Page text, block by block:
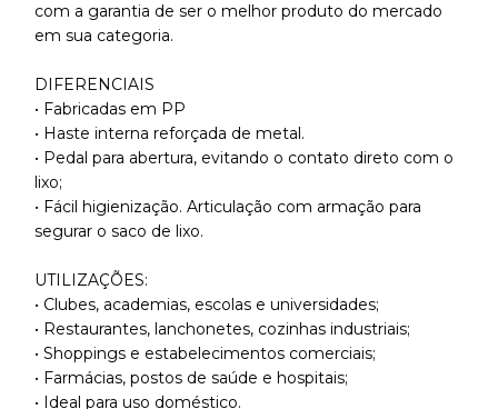
com a garantia de ser o melhor produto do mercado
em sua categoria.
DIFERENCIAIS
• Fabricadas em PP
• Haste interna reforçada de metal.
• Pedal para abertura, evitando o contato direto com o
lixo;
• Fácil higienização. Articulação com armação para
segurar o saco de lixo.
UTILIZAÇÕES:
• Clubes, academias, escolas e universidades;
• Restaurantes, lanchonetes, cozinhas industriais;
• Shoppings e estabelecimentos comerciais;
• Farmácias, postos de saúde e hospitais;
• Ideal para uso doméstico.